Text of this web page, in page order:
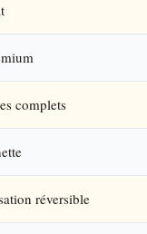
complets
réversible